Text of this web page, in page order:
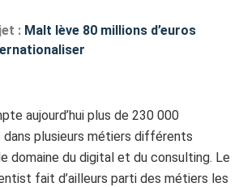
: Malt lève 80 millions d’euros
aujourd’hui plus de 230 000
plusieurs métiers différents
domaine du digital et du consulting. Le
fait d’ailleurs parti des métiers les